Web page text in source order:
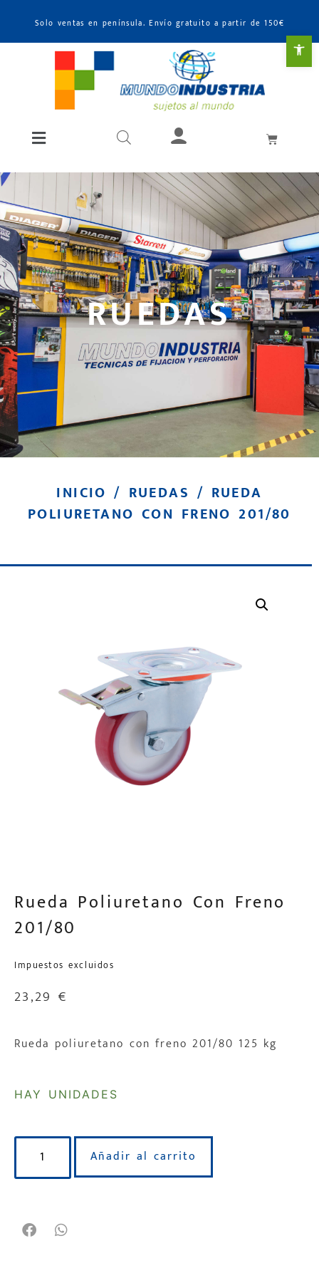
Solo ventas en península. Envío gratuito a partir de 150€
RUEDAS
INICIO / RUEDAS / RUEDA
POLIURETANO CON FRENO 201/80
Rueda Poliuretano Con Freno
201/80
Impuestos excluidos
23,29 €
Rueda poliuretano con freno 201/80 125 kg
HAY UNIDADES
Añadir al carrito